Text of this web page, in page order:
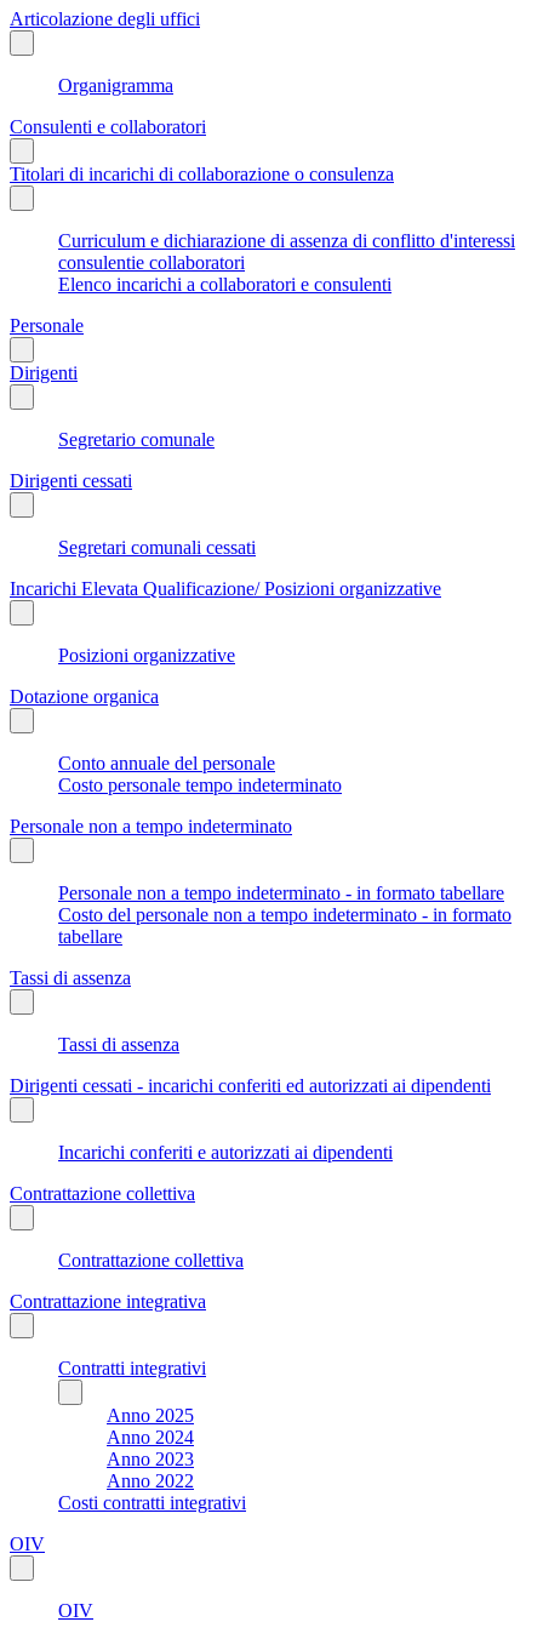
Articolazione degli uffici
Organigramma
Consulenti e collaboratori
Titolari di incarichi di collaborazione o consulenza
Curriculum e dichiarazione di assenza di conflitto d'interessi
consulentie collaboratori
Elenco incarichi a collaboratori e consulenti
Personale
Dirigenti
Segretario comunale
Dirigenti cessati
Segretari comunali cessati
Incarichi Elevata Qualificazione/ Posizioni organizzative
Posizioni organizzative
Dotazione organica
Conto annuale del personale
Costo personale tempo indeterminato
Personale non a tempo indeterminato
Personale non a tempo indeterminato - in formato tabellare
Costo del personale non a tempo indeterminato - in formato
tabellare
Tassi di assenza
Tassi di assenza
Dirigenti cessati - incarichi conferiti ed autorizzati ai dipendenti
Incarichi conferiti e autorizzati ai dipendenti
Contrattazione collettiva
Contrattazione collettiva
Contrattazione integrativa
Contratti integrativi
Anno 2025
Anno 2024
Anno 2023
Anno 2022
Costi contratti integrativi
OIV
OIV